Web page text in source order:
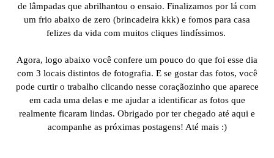
de lâmpadas que abrilhantou o ensaio. Finalizamos por lá com
um frio abaixo de zero (brincadeira kkk) e fomos para casa
felizes da vida com muitos cliques lindíssimos.
Agora, logo abaixo você confere um pouco do que foi esse dia
com 3 locais distintos de fotografia. E se gostar das fotos, você
pode curtir o trabalho clicando nesse coraçãozinho que aparece
em cada uma delas e me ajudar a identificar as fotos que
realmente ficaram lindas. Obrigado por ter chegado até aqui e
acompanhe as próximas postagens! Até mais :)